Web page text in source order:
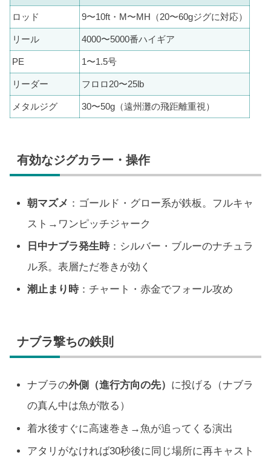
ロッド 9〜10ft・M〜MH（20〜60gジグに対応）
リール 4000〜5000番ハイギア
PE 1〜1.5号
リーダー フロロ20〜25lb
メタルジグ 30〜50g（遠州灘の飛距離重視）
有効なジグカラー・操作
朝マズメ ：ゴールド・グロー系が鉄板。フルキャ
スト→ワンピッチジャーク
日中ナブラ発生時：シルバー・ブルーのナチュラ
ル系。表層ただ巻きが効く
潮止まり時：チャート・赤金でフォール攻め
ナブラ撃ちの鉄則
ナブラの外側（進行方向の先） に投げる（ナブラ
の真ん中は魚が散る）
着水後すぐに高速巻き→魚が追ってくる演出
アタリがなければ30秒後に同じ場所に再キャスト